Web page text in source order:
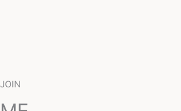
JOIN